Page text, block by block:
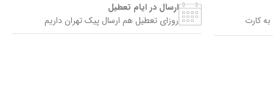
کارت
ارسال در ایام تعطیل
روزای تعطیل هم ارسال پیک تهران داریم